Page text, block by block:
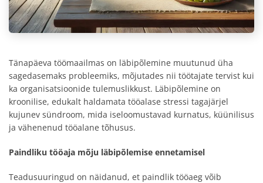
Tänapäeva töömaailmas on läbipõlemine muutunud üha
sagedasemaks probleemiks, mõjutades nii töötajate tervist kui
ka organisatsioonide tulemuslikkust. Läbipõlemine on
kroonilise, edukalt haldamata tööalase stressi tagajärjel
kujunev sündroom, mida iseloomustavad kurnatus, küünilisus
ja vähenenud tööalane tõhusus.
Paindliku tööaja mõju läbipõlemise ennetamisel
Teadusuuringud on näidanud, et paindlik tööaeg võib